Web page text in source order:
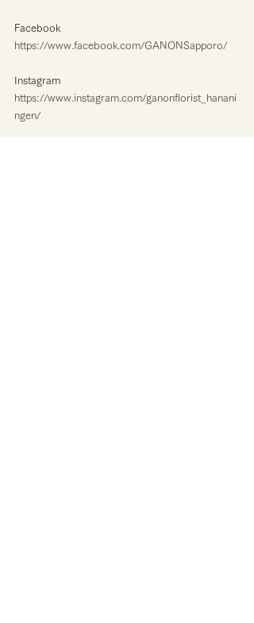
Facebook
https://www.facebook.com/GANONSapporo/
Instagram
https://www.instagram.com/ganonflorist_hanani
ngen/